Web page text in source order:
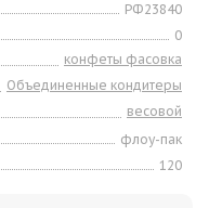
РФ23840
0
конфеты фасовка
Объединенные кондитеры
весовой
флоу-пак
120